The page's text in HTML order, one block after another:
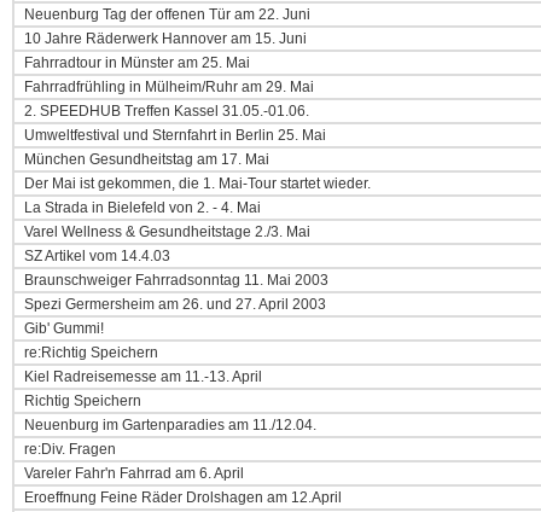
Neuenburg Tag der offenen Tür am 22. Juni
10 Jahre Räderwerk Hannover am 15. Juni
Fahrradtour in Münster am 25. Mai
Fahrradfrühling in Mülheim/Ruhr am 29. Mai
2. SPEEDHUB Treffen Kassel 31.05.-01.06.
Umweltfestival und Sternfahrt in Berlin 25. Mai
München Gesundheitstag am 17. Mai
Der Mai ist gekommen, die 1. Mai-Tour startet wieder.
La Strada in Bielefeld von 2. - 4. Mai
Varel Wellness & Gesundheitstage 2./3. Mai
SZ Artikel vom 14.4.03
Braunschweiger Fahrradsonntag 11. Mai 2003
Spezi Germersheim am 26. und 27. April 2003
Gib' Gummi!
re:Richtig Speichern
Kiel Radreisemesse am 11.-13. April
Richtig Speichern
Neuenburg im Gartenparadies am 11./12.04.
re:Div. Fragen
Vareler Fahr'n Fahrrad am 6. April
Eroeffnung Feine Räder Drolshagen am 12.April